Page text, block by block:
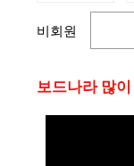
비회원
보드나라 많